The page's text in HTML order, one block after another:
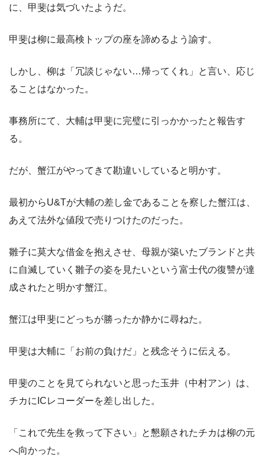
に、甲斐は気づいたようだ。
甲斐は柳に最高検トップの座を諦めるよう諭す。
しかし、柳は「冗談じゃない…帰ってくれ」と言い、応じ
ることはなかった。
事務所にて、大輔は甲斐に完璧に引っかかったと報告す
る。
だが、蟹江がやってきて勘違いしていると明かす。
最初からU&Tが大輔の差し金であることを察した蟹江は、
あえて法外な値段で売りつけたのだった。
雛子に莫大な借金を抱えさせ、母親が築いたブランドと共
に自滅していく雛子の姿を見たいという富士代の復讐が達
成されたと明かす蟹江。
蟹江は甲斐にどっちが勝ったか静かに尋ねた。
甲斐は大輔に「お前の負けだ」と残念そうに伝える。
甲斐のことを見てられないと思った玉井（中村アン）は、
チカにICレコーダーを差し出した。
「これで先生を救って下さい」と懇願されたチカは柳の元
へ向かった。